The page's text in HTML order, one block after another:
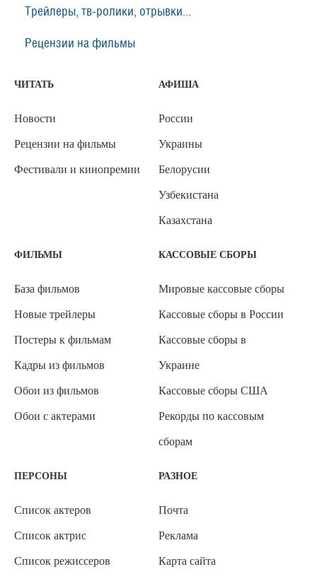
Трейлеры, тв-ролики, отрывки...
Рецензии на фильмы
ЧИТАТЬ
Новости
Рецензии на фильмы
Фестивали и кинопремии
АФИША
России
Украины
Белорусии
Узбекистана
Казахстана
ФИЛЬМЫ
База фильмов
Новые трейлеры
Постеры к фильмам
Кадры из фильмов
Обои из фильмов
Обои с актерами
КАССОВЫЕ СБОРЫ
Мировые кассовые сборы
Кассовые сборы в России
Кассовые сборы в
Украине
Кассовые сборы США
Рекорды по кассовым
сборам
ПЕРСОНЫ
Список актеров
Список актрис
Список режиссеров
РАЗНОЕ
Почта
Реклама
Карта сайта